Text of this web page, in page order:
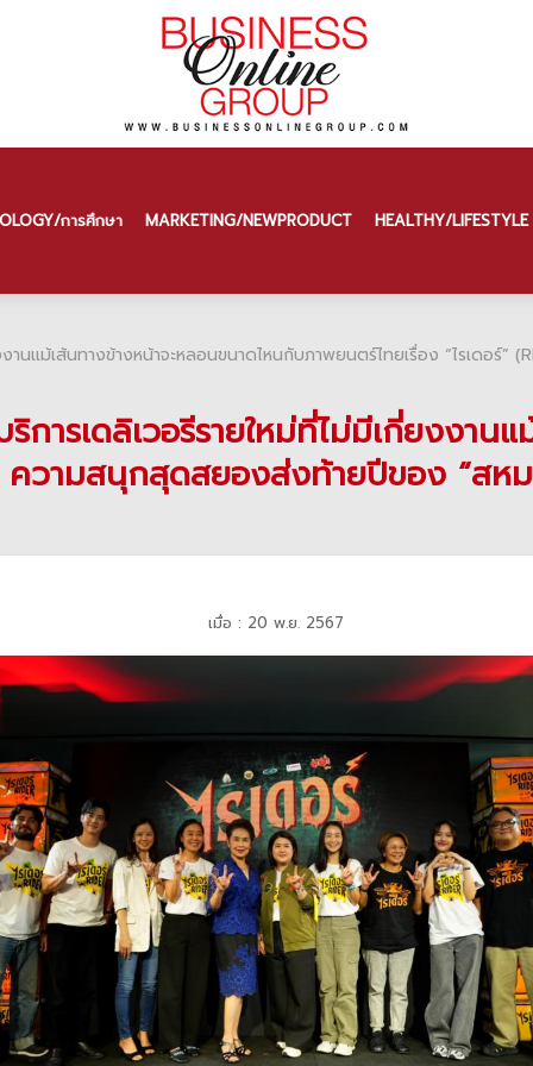
การศึกษา MARKETING/NEW PRODUCT HEALTHY/LIFESTYLE
งานแม้เส้นทางข้างหน้าจะหลอนขนาดไหนกับภาพยนตร์ไทยเรื่อง “ไรเด
การเดลิเวอรีรายใหม่ที่ไม่มีเกี่ยงงา
ความสนุกสุดสยองส่งท้ายปีของ “ส
เมื่อ : 20 พ.ย. 2567